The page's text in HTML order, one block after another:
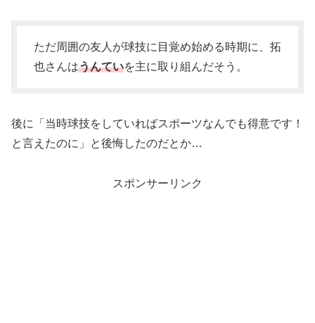
ただ周囲の友人が球技に目覚め始める時期に、拓
也さんはうんていを主に取り組んだそう。
後に「当時球技をしていればスポーツなんでも得意です！
と言えたのに」と後悔したのだとか…
スポンサーリンク